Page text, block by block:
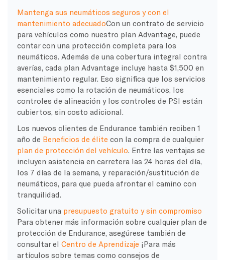
Mantenga sus neumáticos seguros y con el
mantenimiento adecuadoCon un contrato de servicio
para vehículos como nuestro plan Advantage, puede
contar con una protección completa para los
neumáticos. Además de una cobertura integral contra
averías, cada plan Advantage incluye hasta $1,500 en
mantenimiento regular. Eso significa que los servicios
esenciales como la rotación de neumáticos, los
controles de alineación y los controles de PSI están
cubiertos, sin costo adicional.
Los nuevos clientes de Endurance también reciben 1
año de Beneficios de élite con la compra de cualquier
plan de protección del vehículo . Entre las ventajas se
incluyen asistencia en carretera las 24 horas del día,
los 7 días de la semana, y reparación/sustitución de
neumáticos, para que pueda afrontar el camino con
tranquilidad.
Solicitar una presupuesto gratuito y sin compromiso
Para obtener más información sobre cualquier plan de
protección de Endurance, asegúrese también de
consultar el Centro de Aprendizaje ¡Para más
artículos sobre temas como consejos de